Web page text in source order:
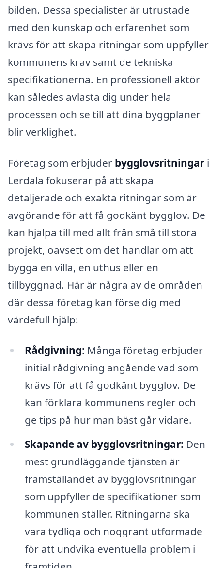
bilden. Dessa specialister är utrustade
med den kunskap och erfarenhet som
krävs för att skapa ritningar som uppfyller
kommunens krav samt de tekniska
specifikationerna. En professionell aktör
kan således avlasta dig under hela
processen och se till att dina byggplaner
blir verklighet.
Företag som erbjuder bygglovsritningar i
Lerdala fokuserar på att skapa
detaljerade och exakta ritningar som är
avgörande för att få godkänt bygglov. De
kan hjälpa till med allt från små till stora
projekt, oavsett om det handlar om att
bygga en villa, en uthus eller en
tillbyggnad. Här är några av de områden
där dessa företag kan förse dig med
värdefull hjälp:
Rådgivning: Många företag erbjuder
initial rådgivning angående vad som
krävs för att få godkänt bygglov. De
kan förklara kommunens regler och
ge tips på hur man bäst går vidare.
Skapande av bygglovsritningar: Den
mest grundläggande tjänsten är
framställandet av bygglovsritningar
som uppfyller de specifikationer som
kommunen ställer. Ritningarna ska
vara tydliga och noggrant utformade
för att undvika eventuella problem i